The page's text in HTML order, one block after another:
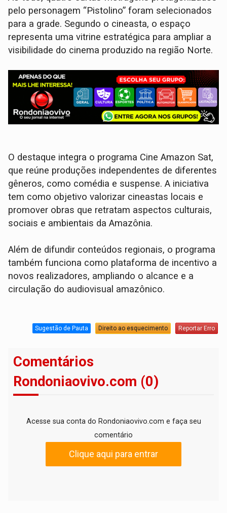
pelo personagem “Pistolino” foram selecionados
para a grade. Segundo o cineasta, o espaço
representa uma vitrine estratégica para ampliar a
visibilidade do cinema produzido na região Norte.
O destaque integra o programa Cine Amazon Sat,
que reúne produções independentes de diferentes
gêneros, como comédia e suspense. A iniciativa
tem como objetivo valorizar cineastas locais e
promover obras que retratam aspectos culturais,
sociais e ambientais da Amazônia.
Além de difundir conteúdos regionais, o programa
também funciona como plataforma de incentivo a
novos realizadores, ampliando o alcance e a
circulação do audiovisual amazônico.
Sugestão de Pauta Direito ao esquecimento Reportar Erro
Comentários
Rondoniaovivo.com (0)
Acesse sua conta do Rondoniaovivo.com e faça seu
comentário
Clique aqui para entrar